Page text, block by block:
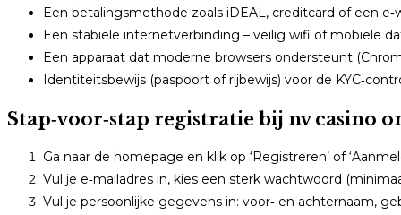
Een betalingsmethode zoals iDEAL, creditcard of een
Een stabiele internetverbinding – veilig wifi of mobiele
Een apparaat dat moderne browsers ondersteunt
Identiteitsbewijs (paspoort of rijbewijs) voor de
Stap‑voor‑stap registratie bij nv casino
Ga naar de homepage en klik op ‘Registreren’ of
Vul je e‑mailadres in, kies een sterk wachtwoord
Vul je persoonlijke gegevens in: voor‑ en achternaam,